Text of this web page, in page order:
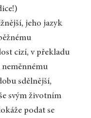
jeho jazyk
cizí, v překladu
sdělnější,
svým životním
podat se